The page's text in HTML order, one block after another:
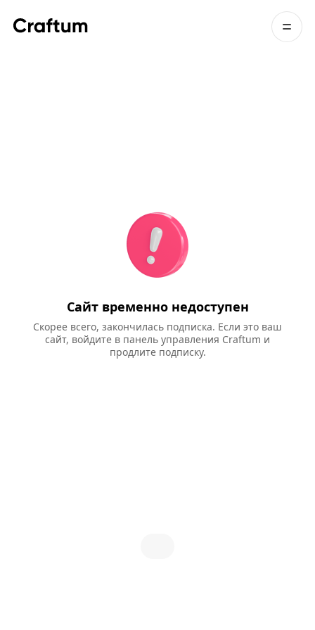
Сайт временно недоступен
Скорее всего, закончилась подписка. Если это ваш
сайт, войдите в панель управления Craftum и
продлите подписку.